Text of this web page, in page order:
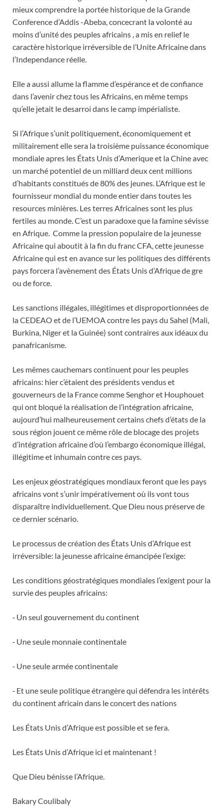
mieux comprendre la portée historique de la Grande
Conference d’Addis -Abeba, concecrant la volonté au
moins d’unité des peuples africains , a mis en relief le
caractère historique irréversible de l’Unite Africaine dans
l’Independance réelle.
Elle a aussi allume la flamme d’espérance et de confiance
dans l’avenir chez tous les Africains, en même temps
qu’elle jetait le desarroi dans le camp impérialiste.
Si l’Afrique s’unit politiquement, économiquement et
militairement elle sera la troisième puissance économique
mondiale apres les États Unis d’Amerique et la Chine avec
un marché potentiel de un milliard deux cent millions
d’habitants constitués de 80% des jeunes. L’Afrique est le
fournisseur mondial du monde entier dans toutes les
resources minières. Les terres Africaines sont les plus
fertiles au monde. C’est un paradoxe que la famine sévisse
en Afrique. Comme la pression populaire de la jeunesse
Africaine qui aboutit à la fin du franc CFA, cette jeunesse
Africaine qui est en avance sur les politiques des différents
pays forcera l’avènement des États Unis d’Afrique de gre
ou de force.
Les sanctions illégales, illégitimes et disproportionnées de
la CEDEAO et de l’UEMOA contre les pays du Sahel (Mali,
Burkina, Niger et la Guinée) sont contraires aux idéaux du
panafricanisme.
Les mêmes cauchemars continuent pour les peuples
africains: hier c’étaient des présidents vendus et
gouverneurs de la France comme Senghor et Houphouet
qui ont bloqué la réalisation de l’intégration africaine,
aujourd’hui malheureusement certains chefs d’états de la
sous région jouent ce même rôle de blocage des projets
d’intégration africaine d’où l’embargo économique illégal,
illégitime et inhumain contre ces pays.
Les enjeux géostratégiques mondiaux feront que les pays
africains vont s’unir impérativement où ils vont tous
disparaître individuellement. Que Dieu nous préserve de
ce dernier scénario.
Le processus de création des États Unis d’Afrique est
irréversible: la jeunesse africaine émancipée l’exige:
Les conditions géostratégiques mondiales l’exigent pour la
survie des peuples africains:
⁃ Un seul gouvernement du continent
⁃ Une seule monnaie continentale
⁃ Une seule armée continentale
⁃ Et une seule politique étrangère qui défendra les intérêts
du continent africain dans le concert des nations
Les États Unis d’Afrique est possible et se fera.
Les États Unis d’Afrique ici et maintenant !
Que Dieu bénisse l’Afrique.
Bakary Coulibaly